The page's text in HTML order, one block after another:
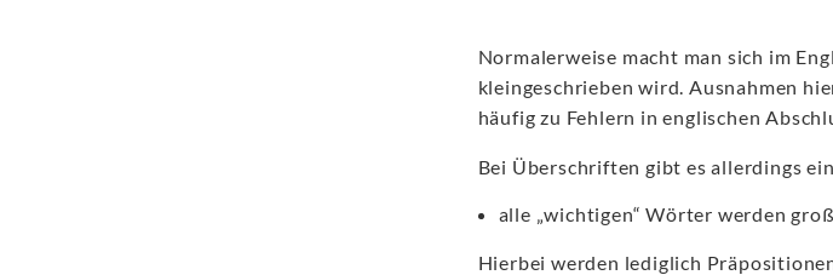
Normalerweise macht man sich im
kleingeschrieben wird. Ausnahmen
häufig zu Fehlern in englischen
Bei Überschriften gibt es allerdings
alle „wichtigen“ Wörter werden
Hierbei werden lediglich